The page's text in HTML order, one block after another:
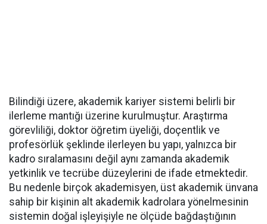
Bilindiği üzere, akademik kariyer sistemi belirli bir
ilerleme mantığı üzerine kurulmuştur. Araştırma
görevliliği, doktor öğretim üyeliği, doçentlik ve
profesörlük şeklinde ilerleyen bu yapı, yalnızca bir
kadro sıralamasını değil aynı zamanda akademik
yetkinlik ve tecrübe düzeylerini de ifade etmektedir.
Bu nedenle birçok akademisyen, üst akademik ünvana
sahip bir kişinin alt akademik kadrolara yönelmesinin
sistemin doğal işleyişiyle ne ölçüde bağdaştığının